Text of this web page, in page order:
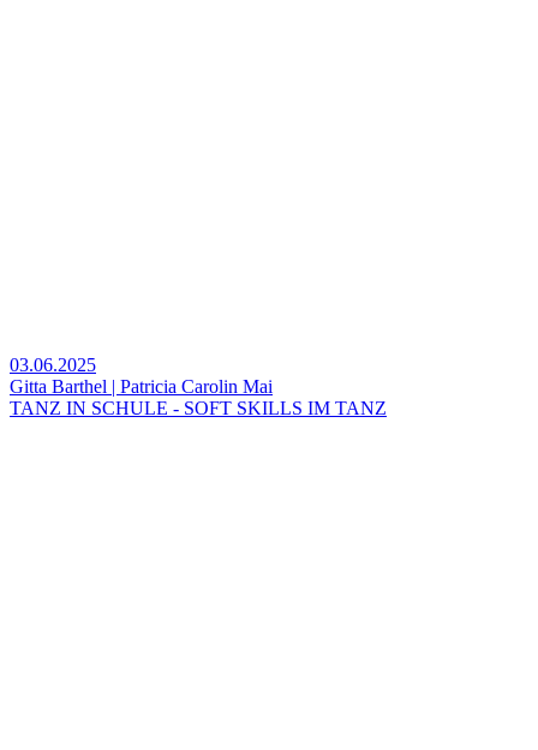
03.06.2025
Gitta Barthel | Patricia Carolin Mai
TANZ IN SCHULE - SOFT SKILLS IM TANZ